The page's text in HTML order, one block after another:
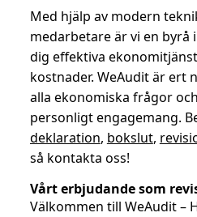
Med hjälp av modern
medarbetare är vi en byrå
dig effektiva
kostnader. WeAudit är ert
alla ekonomiska frågor
personligt engagemang.
deklaration, bokslut,
så kontakta oss!
Vårt erbjudande som
Välkommen till WeAudit –